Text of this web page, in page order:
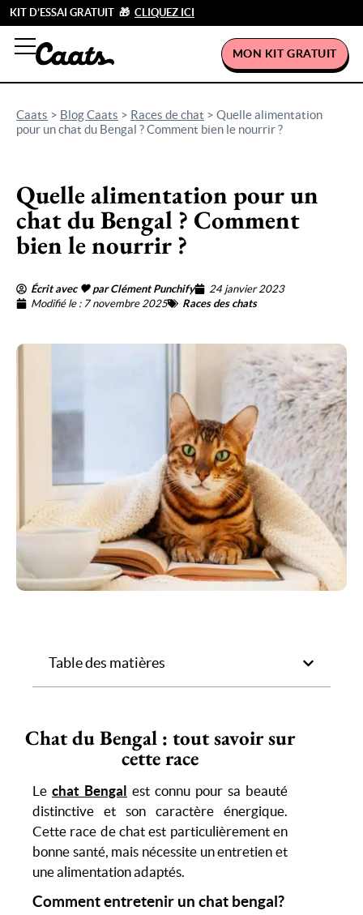
KIT D’ESSAI GRATUIT 🎁 CLIQUEZ ICI
MON KIT GRATUIT
Caats > Blog Caats > Races de chat > Quelle alimentation
pour un chat du Bengal ? Comment bien le nourrir ?
Quelle alimentation pour un
chat du Bengal ? Comment
bien le nourrir ?
Écrit avec 🖤 par Clément Punchify
24 janvier 2023
Modifié le : 7 novembre 2025
Races des chats
Table des matières
Chat du Bengal : tout savoir sur
cette race
Le chat Bengal
est connu pour sa beauté
distinctive et son caractère énergique.
Cette race de chat est particulièrement en
bonne santé, mais nécessite un entretien et
une alimentation adaptés.
Comment entretenir un chat bengal?